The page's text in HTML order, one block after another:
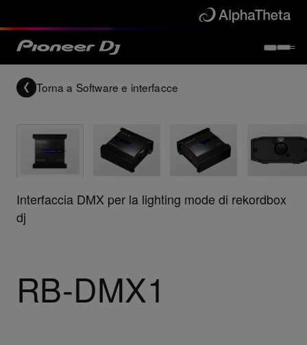
Torna a Software e interfacce
Interfaccia DMX per la lighting mode di rekordbox
dj
RB-DMX1